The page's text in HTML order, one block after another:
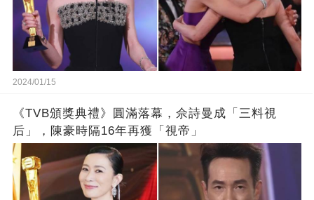
2024/01/15
《TVB頒獎典禮》圓滿落幕，佘詩曼成「三料視
后」，陳豪時隔16年再獲「視帝」